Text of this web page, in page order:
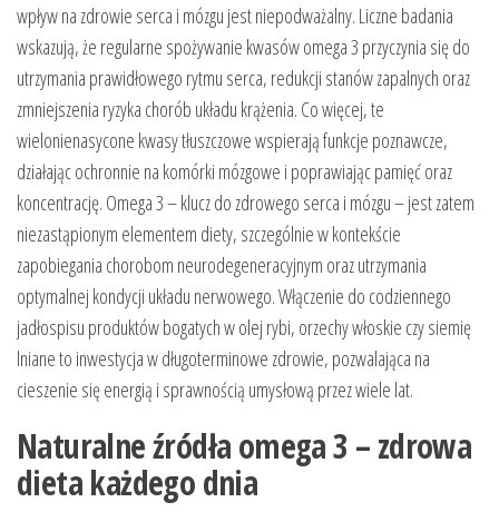
wpływ na zdrowie serca i mózgu jest niepodważalny. Liczne badania
wskazują, że regularne spożywanie kwasów omega 3 przyczynia się do
utrzymania prawidłowego rytmu serca, redukcji stanów zapalnych oraz
zmniejszenia ryzyka chorób układu krążenia. Co więcej, te
wielonienasycone kwasy tłuszczowe wspierają funkcje poznawcze,
działając ochronnie na komórki mózgowe i poprawiając pamięć oraz
koncentrację. Omega 3 – klucz do zdrowego serca i mózgu – jest zatem
niezastąpionym elementem diety, szczególnie w kontekście
zapobiegania chorobom neurodegeneracyjnym oraz utrzymania
optymalnej kondycji układu nerwowego. Włączenie do codziennego
jadłospisu produktów bogatych w olej rybi, orzechy włoskie czy siemię
lniane to inwestycja w długoterminowe zdrowie, pozwalająca na
cieszenie się energią i sprawnością umysłową przez wiele lat.
Naturalne źródła omega 3 – zdrowa
dieta każdego dnia